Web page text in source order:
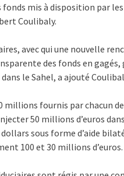
fonds mis à disposition par
Coulibaly.
avec qui une nouvelle
des fonds en gagés,
le Sahel, a ajouté
millions fournis par chacun
50 millions d’euros
sous forme d’aide
100 et 30 millions d’euros.